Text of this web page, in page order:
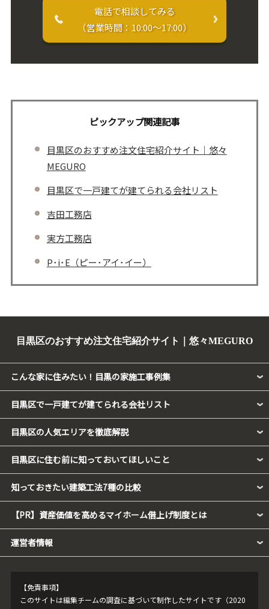
電話で相談してみる
（営業時間：10:00〜17:00）
ピックアップ関連記事
目黒区のおすすめ注文住宅紹介サイト｜悠々
MEGURO
目黒区で一戸建てが建てられる会社リスト
吉田工務店
実方工務店
P･i･E（ピー･アイ･イー）
目黒区のおすすめ注文住宅紹介サイト｜悠々MEGURO
こんな家に住みたい！目黒の家施工事例集
目黒区で一戸建てが建てられる会社リスト
目黒区の人気エリアを徹底解説
目黒区に住む前に知っておいてほしいこと
知っておきたい建築工法7種の比較
【PR】資産価値を高めるマイホーム借上げ制度とは
運営者情報
【免責事項】
このサイトは編集チームの調査に基づいて制作したサイトです（2020